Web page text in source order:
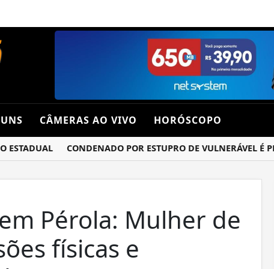
CÂMERAS AO VIVO HORÓSCOPO
CONDENADO POR ESTUPRO DE VULNERÁVEL É
Pérola: Mulher de
físicas e